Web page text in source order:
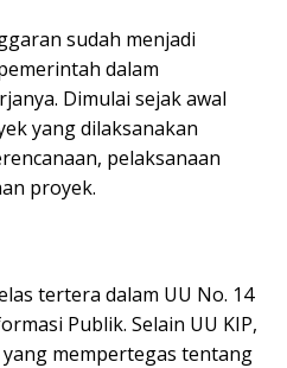
sudah menjadi
dalam
Dimulai sejak awal
yang dilaksanakan
pelaksanaan
proyek.
tertera dalam UU No. 14
Publik. Selain UU KIP,
mempertegas tentang